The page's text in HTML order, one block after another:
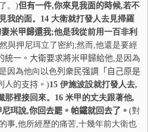
。)但有一件,你來見我面的時候,若不
我的面。 14 大衛就打發人去見掃羅
米甲歸還我;他是我從前用一百非利
與押尼珥立了密約;然而,他還是要經
統一。大衛要求將米甲歸給他,是因為
因為他向以色列 衆民强調「自己原是
人的支持。 )15 伊施波設就打發人去,
裡接回來。 16 米甲的丈夫跟著他,
珥說,你 回去罷。帕鐵就回去了。 (對
事,他所經歷的痛苦,十幾年前大衛也